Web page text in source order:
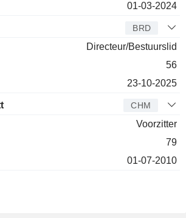
01-03-2024
BRD
Directeur/Bestuurslid
56
23-10-2025
CHM
Voorzitter
79
01-07-2010